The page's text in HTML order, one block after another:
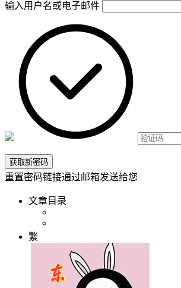
输入用户名或电子邮件
重置密码链接通过邮箱发送给您
文章目录
繁